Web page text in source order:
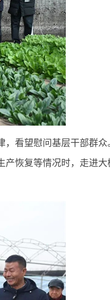
，看望慰问基层干部群众
产恢复等情况时，走进大